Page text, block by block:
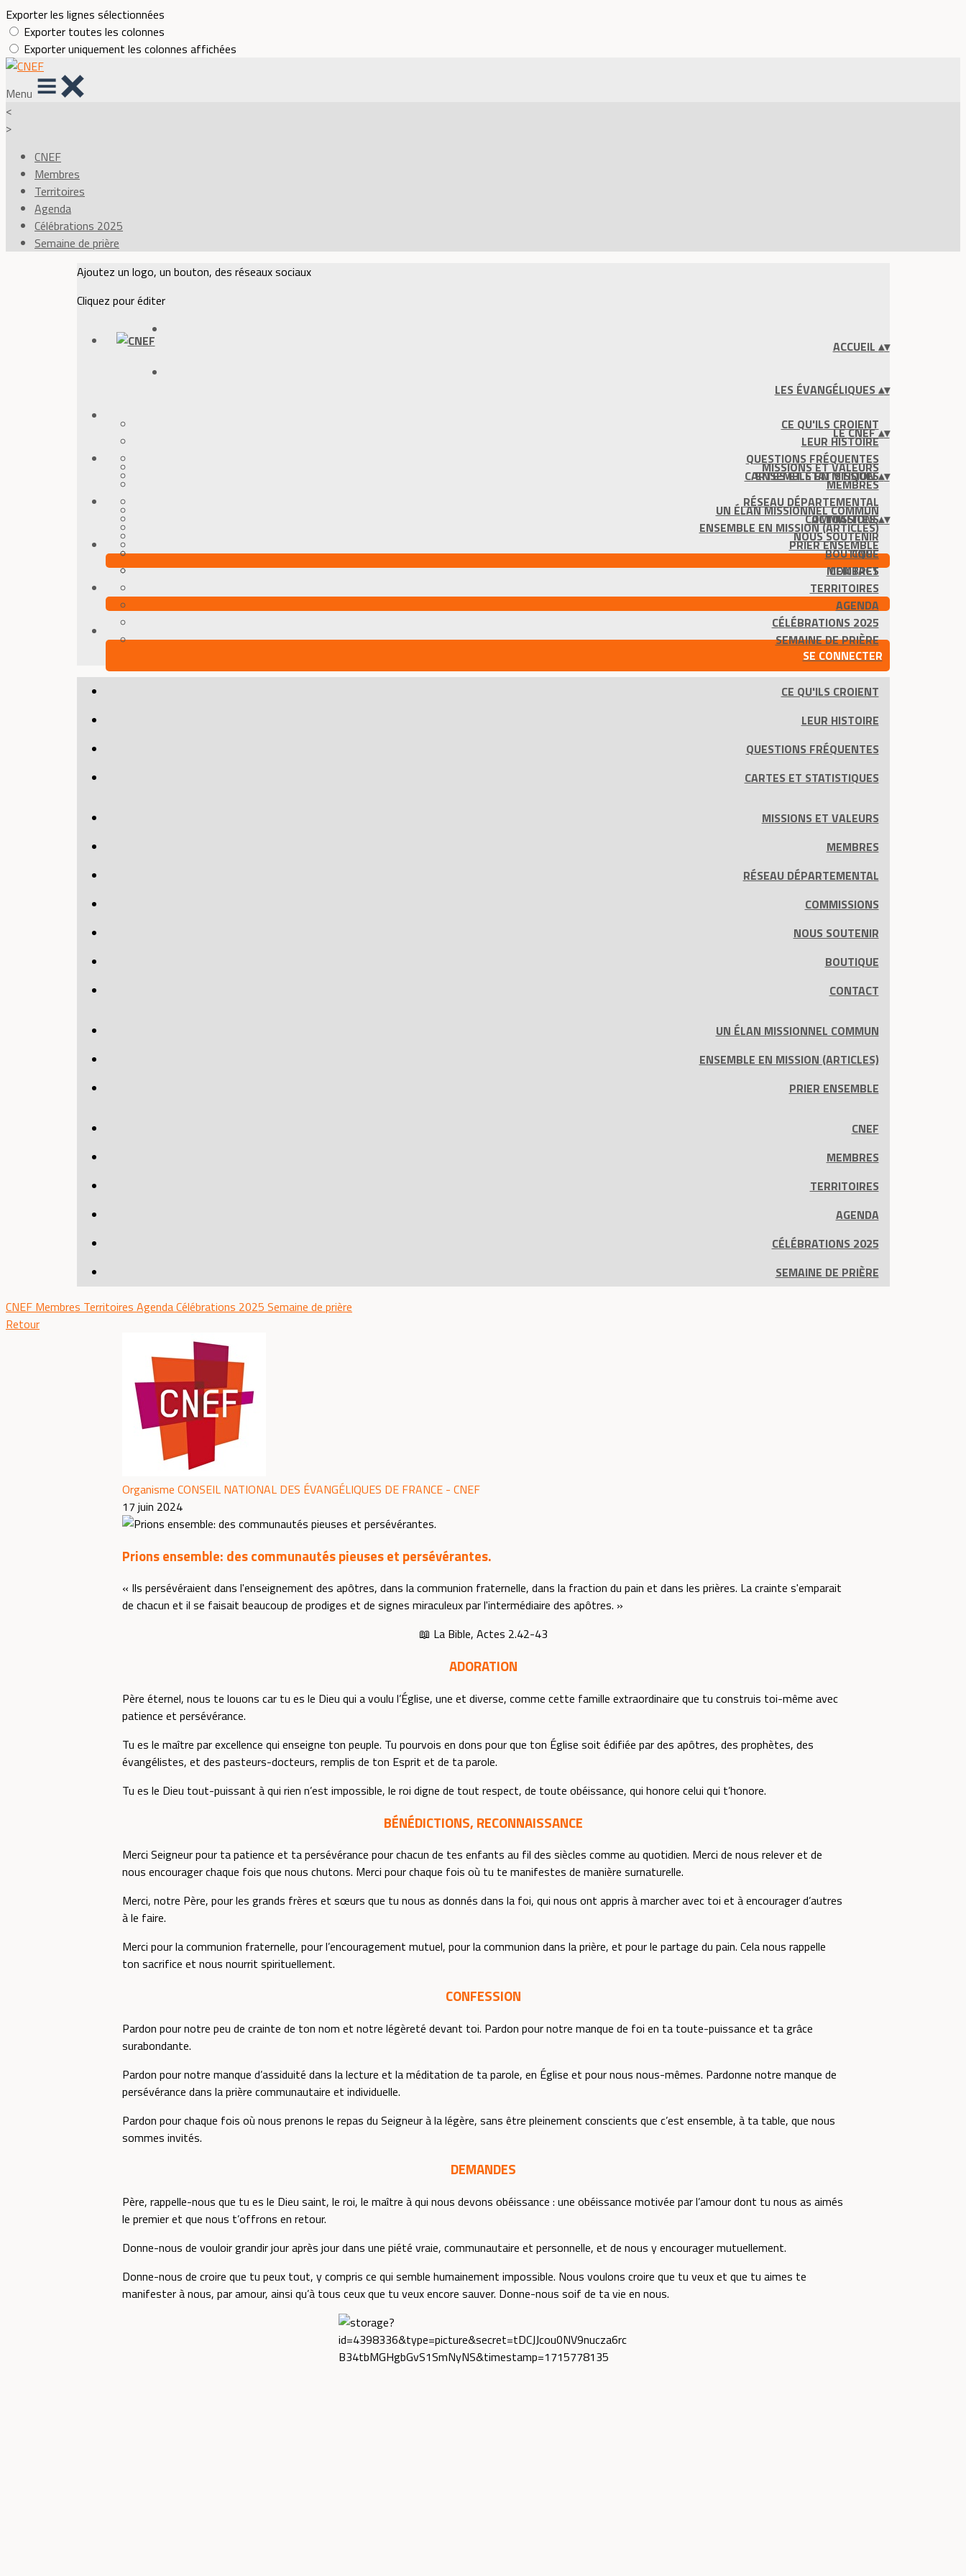
Exporter les lignes sélectionnées
Exporter toutes les colonnes
Exporter uniquement les colonnes affichées
Menu
<
>
CNEF
Membres
Territoires
Agenda
Célébrations 2025
Semaine de prière
Ajoutez un logo, un bouton, des réseaux sociaux
Cliquez pour éditer
ACCUEIL ▴▾
LES ÉVANGÉLIQUES ▴▾
CE QU'ILS CROIENT
LEUR HISTOIRE
QUESTIONS FRÉQUENTES
CARTES ET STATISTIQUES
LE CNEF▴▾
MISSIONS ET VALEURS
MEMBRES
RÉSEAU DÉPARTEMENTAL
COMMISSIONS
NOUS SOUTENIR
BOUTIQUE
CONTACT
ENSEMBLE EN MISSION▴▾
UN ÉLAN MISSIONNEL COMMUN
ENSEMBLE EN MISSION (ARTICLES)
PRIER ENSEMBLE
ACTUALITÉS▴▾
CNEF
MEMBRES
TERRITOIRES
AGENDA
CÉLÉBRATIONS 2025
SEMAINE DE PRIÈRE
SE CONNECTER
CE QU'ILS CROIENT
LEUR HISTOIRE
QUESTIONS FRÉQUENTES
CARTES ET STATISTIQUES
MISSIONS ET VALEURS
MEMBRES
RÉSEAU DÉPARTEMENTAL
COMMISSIONS
NOUS SOUTENIR
BOUTIQUE
CONTACT
UN ÉLAN MISSIONNEL COMMUN
ENSEMBLE EN MISSION (ARTICLES)
PRIER ENSEMBLE
CNEF
MEMBRES
TERRITOIRES
AGENDA
CÉLÉBRATIONS 2025
SEMAINE DE PRIÈRE
CNEF Membres Territoires AgendaCélébrations 2025 Semaine de prière
Retour
Organisme CONSEIL NATIONAL DES ÉVANGÉLIQUES DE FRANCE - CNEF
17 juin 2024
Prions ensemble: des communautés pieuses et persévérantes.
« Ils persévéraient dans l'enseignement des apôtres, dans la communion fraternelle, dans la fraction du pain et dans les prières. La crainte s'emparait
de chacun et il se faisait beaucoup de prodiges et de signes miraculeux par l'intermédiaire des apôtres. »
📖 La Bible, Actes 2.42-43
ADORATION
Père éternel, nous te louons car tu es le Dieu qui a voulu l’Église, une et diverse, comme cette famille extraordinaire que tu construis toi-même avec
patience et persévérance.
Tu es le maître par excellence qui enseigne ton peuple. Tu pourvois en dons pour que ton Église soit édifiée par des apôtres, des prophètes, des
évangélistes, et des pasteurs-docteurs, remplis de ton Esprit et de ta parole.
Tu es le Dieu tout-puissant à qui rien n’est impossible, le roi digne de tout respect, de toute obéissance, qui honore celui qui t’honore.
BÉNÉDICTIONS, RECONNAISSANCE
Merci Seigneur pour ta patience et ta persévérance pour chacun de tes enfants au fil des siècles comme au quotidien. Merci de nous relever et de
nous encourager chaque fois que nous chutons. Merci pour chaque fois où tu te manifestes de manière surnaturelle.
Merci, notre Père, pour les grands frères et sœurs que tu nous as donnés dans la foi, qui nous ont appris à marcher avec toi et à encourager d’autres
à le faire.
Merci pour la communion fraternelle, pour l’encouragement mutuel, pour la communion dans la prière, et pour le partage du pain. Cela nous rappelle
ton sacrifice et nous nourrit spirituellement.
CONFESSION
Pardon pour notre peu de crainte de ton nom et notre légèreté devant toi. Pardon pour notre manque de foi en ta toute-puissance et ta grâce
surabondante.
Pardon pour notre manque d’assiduité dans la lecture et la méditation de ta parole, en Église et pour nous nous-mêmes. Pardonne notre manque de
persévérance dans la prière communautaire et individuelle.
Pardon pour chaque fois où nous prenons le repas du Seigneur à la légère, sans être pleinement conscients que c’est ensemble, à ta table, que nous
sommes invités.
DEMANDES
Père, rappelle-nous que tu es le Dieu saint, le roi, le maître à qui nous devons obéissance : une obéissance motivée par l’amour dont tu nous as aimés
le premier et que nous t’offrons en retour.
Donne-nous de vouloir grandir jour après jour dans une piété vraie, communautaire et personnelle, et de nous y encourager mutuellement.
Donne-nous de croire que tu peux tout, y compris ce qui semble humainement impossible. Nous voulons croire que tu veux et que tu aimes te
manifester à nous, par amour, ainsi qu’à tous ceux que tu veux encore sauver. Donne-nous soif de ta vie en nous.